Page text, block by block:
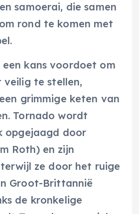
samoerai, die samen
rond te komen met
een kans voordoet om
veilig te stellen,
grimmige keten van
Tornado wordt
opgejaagd door
Roth) en zijn
ze door het ruige
Groot-Brittannië
de kronkelige